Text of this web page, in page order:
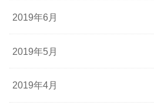
2019年6月
2019年5月
2019年4月